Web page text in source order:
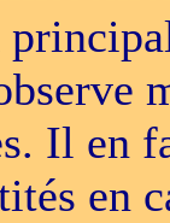
Il en
en